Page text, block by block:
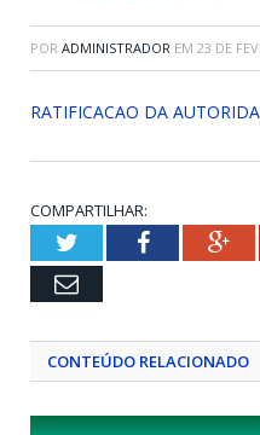
POR ADMINISTRADOR EM 23 DE
RATIFICACAO DA
COMPARTILHAR:
TwitterFacebook
Email
CONTEÚDO RELACIONADO